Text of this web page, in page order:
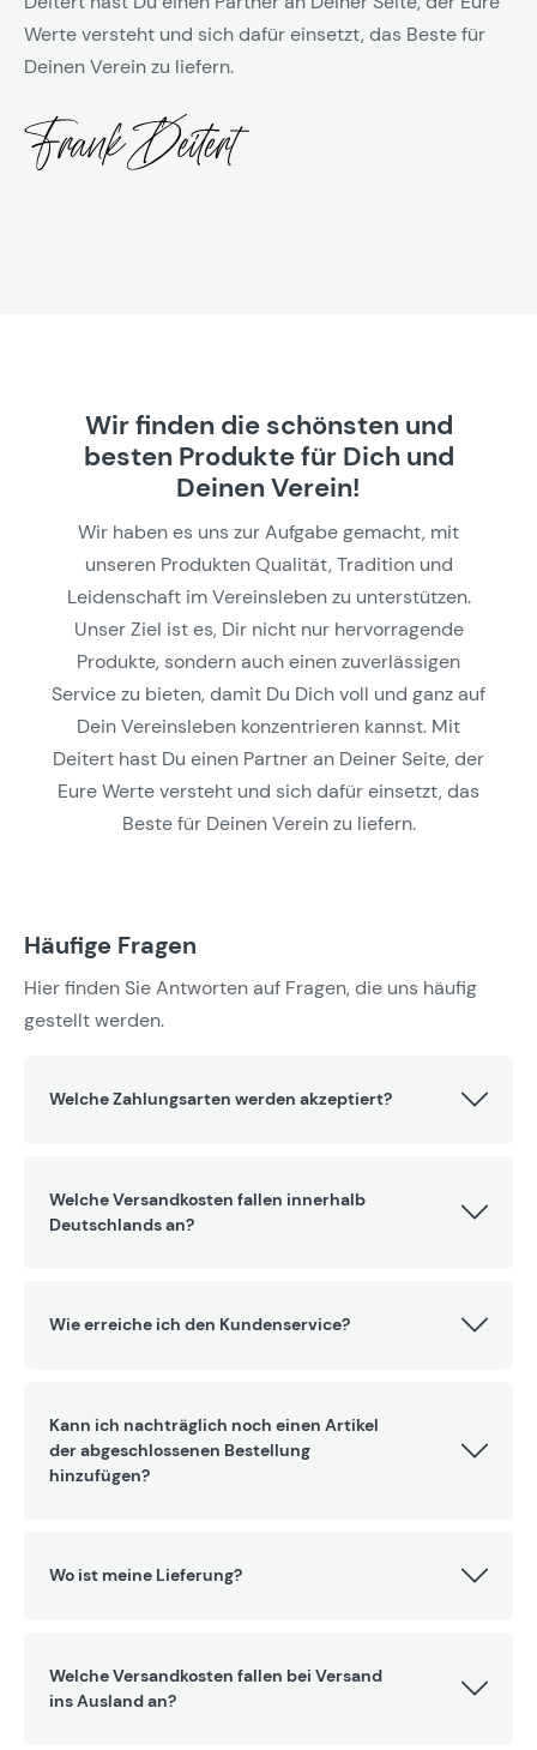
Werte versteht und sich dafür einsetzt, das Beste für
Deinen Verein zu liefern.
Wir finden die schönsten und
besten Produkte für Dich und
Deinen Verein!
Wir haben es uns zur Aufgabe gemacht, mit
unseren Produkten Qualität, Tradition und
Leidenschaft im Vereinsleben zu unterstützen.
Unser Ziel ist es, Dir nicht nur hervorragende
Produkte, sondern auch einen zuverlässigen
Service zu bieten, damit Du Dich voll und ganz auf
Dein Vereinsleben konzentrieren kannst. Mit
Deitert hast Du einen Partner an Deiner Seite, der
Eure Werte versteht und sich dafür einsetzt, das
Beste für Deinen Verein zu liefern.
Häufige Fragen
Hier finden Sie Antworten auf Fragen, die uns häufig
gestellt werden.
Welche Zahlungsarten werden akzeptiert?
Welche Versandkosten fallen innerhalb
Deutschlands an?
Wie erreiche ich den Kundenservice?
Kann ich nachträglich noch einen Artikel
der abgeschlossenen Bestellung
hinzufügen?
Wo ist meine Lieferung?
Welche Versandkosten fallen bei Versand
ins Ausland an?